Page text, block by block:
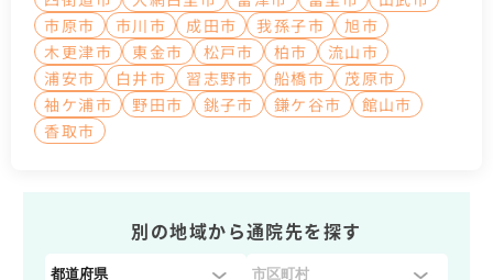
市原市
市川市 成田市 我孫子市
旭市
木更津市
東金市 松戸市 柏市
流山市
浦安市
白井市 習志野市 船橋市
茂原市
袖ケ浦市
野田市 銚子市 鎌ケ谷市
館山市
香取市
別の地域から通院先を探す
都